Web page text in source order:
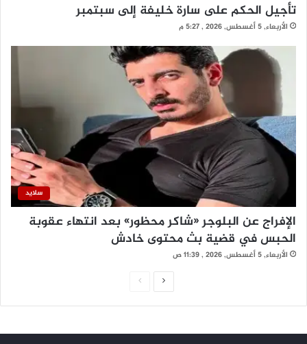
تأجيل الحكم على سارة خليفة إلى سبتمبر
الأربعاء, 5 أغسطس, 2026 , 5:27 م
سلايد
الإفراج عن البلوجر «شاكر محظور» بعد انتهاء عقوبة
الحبس في قضية بث محتوى خادش
الأربعاء, 5 أغسطس, 2026 , 11:39 ص